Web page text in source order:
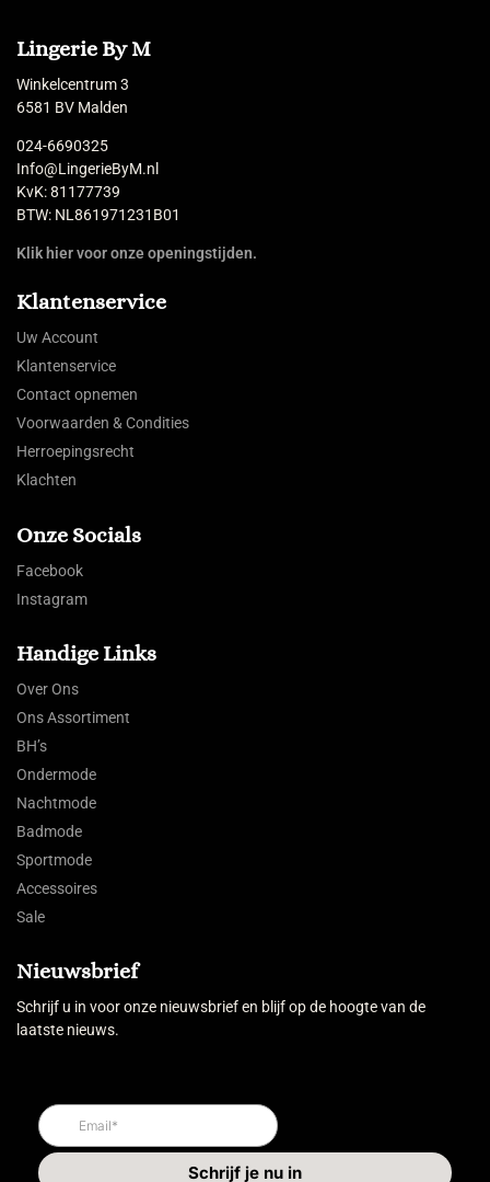
Lingerie By M
Winkelcentrum 3
6581 BV Malden
024-6690325
Info@LingerieByM.nl
KvK: 81177739
BTW: NL861971231B01
Klik hier voor onze openingstijden.
Klantenservice
Uw Account
Klantenservice
Contact opnemen
Voorwaarden & Condities
Herroepingsrecht
Klachten
Onze Socials
Facebook
Instagram
Handige Links
Over Ons
Ons Assortiment
BH’s
Ondermode
Nachtmode
Badmode
Sportmode
Accessoires
Sale
Nieuwsbrief
Schrijf u in voor onze nieuwsbrief en blijf op de hoogte van de
laatste nieuws.